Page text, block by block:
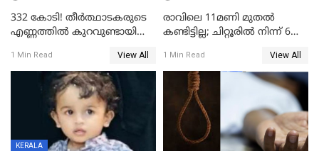
332 കോടി! തീർത്ഥാടകരുടെ
എണ്ണത്തിൽ കുറവുണ്ടായിട്ടും
കുതിച്ചുയരുന്നു
1 Min Read View All
രാവിലെ 11മണി മുതൽ
കണ്ടിട്ടില്ല; ചിറ്റൂരിൽ നിന്ന് 6
1 Min Read View All
KERALA